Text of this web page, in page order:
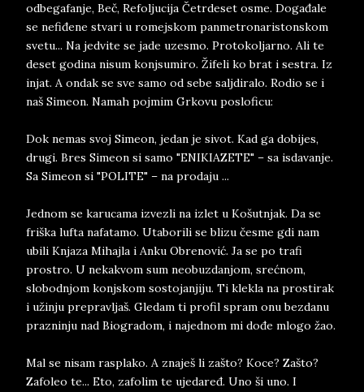
odbegafanje, Beč, Refoljucija Četrdeset osme. Događale
se nefiđene stvari u romejskom panmetronaristonskom
svetu... Na jedvite se jade uzesmo. Protokoljarno. Ali te
deset godina nisum konjsumiro. Žifeli ko brat i sestra. Iz
injat. A ondak se sve samo od sebe saljdiralo. Rodio se i
naš Simeon. Namah pojmim Grkovu posloficu:
Dok nemas svoj Simeon, jedan je sivot. Kad ga dobijes,
drugi. Bres Simeon si samo "ENIKIAZETE" – sa isdavanje.
Sa Simeon si "POLITE" – na prodaju ...
Jednom se karucama izvezli na izlet u Košutnjak. Da se
friška lufta nafatamo. Utaborili se blizu česme gdi nam
ubili Knjaza Mihajla i Anku Obrenović. Ja se po trafi
prostro. U nekakvom sum neobuzdanjom, srećnom,
slobodnjom konjskom sostojanjiju. Ti klekla na prostirak
i užinju prepravljaš. Gledam ti profil spram onu bezdanu
prazninju nad Biogradom, i najednom mi dođe mlogo žao.
Mal se nisam rasplako. A znaješ li zašto? Koce? Zašto?
Zafoleo te... Eto, zafolim te ujedaređ. Uno ši uno. I